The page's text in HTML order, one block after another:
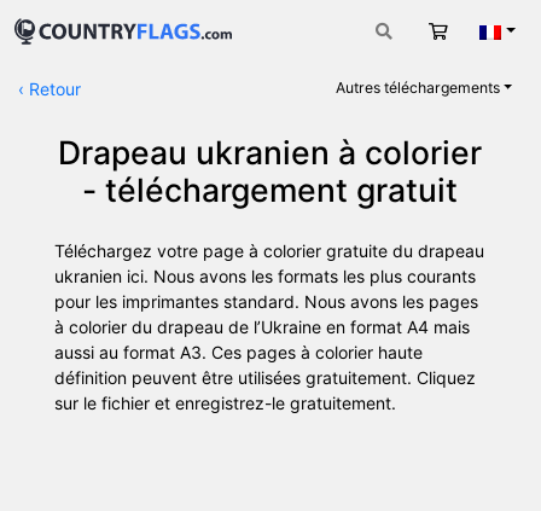
Panier
‹ Retour Autres téléchargements
Drapeau ukranien à colorier
- téléchargement gratuit
Téléchargez votre page à colorier gratuite du drapeau
ukranien ici. Nous avons les formats les plus courants
pour les imprimantes standard. Nous avons les pages
à colorier du drapeau de l’Ukraine en format A4 mais
aussi au format A3. Ces pages à colorier haute
définition peuvent être utilisées gratuitement. Cliquez
sur le fichier et enregistrez-le gratuitement.